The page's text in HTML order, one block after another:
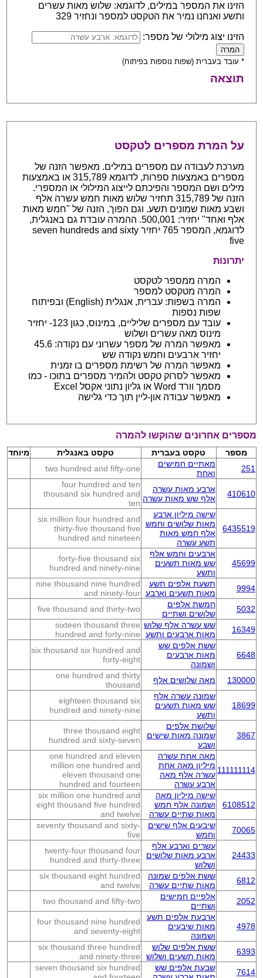
הזינו את המספר במילים, לדוגמא: שלוש מאות עשרים
ותשע ואנחנו נמיר את הטקסט למספר ונחזיר 329
הזינו יצוג מילולי של מספר:
* עובד בעברית (שפות נוספות בפיתוח)
תוצאה
על המרת מספרים לטקסט
מערכת לעבודה עם מספרים במילים. מאפשר הזנה של
מספרים באמצעות ספרות, לדוגמא 315,789 או באמצעות
מילים ושם המספר והפיכתם לייצוג המילולי או המספרי.
הזנה של 315,789 תחזיר שלוש מאות חמש עשרה אלף
ושבע מאות שמונים תשע. וגם הפוך, הזנה של "חמש מאות
אלף ואחד" יחזיר: 500,001. ההמרה עובדת גם באנגלית,
לדוגמא, המספר 765 יחזיר seven hundreds and sixty
five
יתרונות
המרה ממספר לטקסט
המרה מטקסט למספר
המרה בשפות: עברית, אנגלית (English) ובפיתוח
שפות נספות
עובד עם מספרים שליליים, במינוס, כגון 123- יחזיר
מינוס מאה עשרים ושלוש
מאפשר המרה של מספר עשרוני עם נקודה: 45.6
יחזיר ארבעים וחמש נקודה שש
מאפשר המרה של רשימת מספרים בו זמנית
מאפשר לסרוק טקסט ולהמיר מספרים בתוכו - כמו
מסמך וורד Word או גליון נתוני אקסל Excel
מאפשר עבודה און-ליין תוך כדי גלישה
מספרים אחרונים שהוקשו להמרה
מספר טקסט בעברית טקסט באנגלית
מיוחד
251
מאתיים חמישים
ואחת
two hundred and fifty-one
410610
ארבע מאות עשרה
אלף שש מאות עשרה
four hundred and ten
thousand six hundred and
ten
6435519
שישה מיליון ארבע
מאות שלושים וחמש
אלף חמש מאות
תשע עשרה
six million four hundred and
thirty-five thousand five
hundred and nineteen
45699
ארבעים וחמש אלף
שש מאות תשעים
ותשע
forty-five thousand six
hundred and ninety-nine
9994
תשעת אלפים תשע
מאות תשעים וארבע
nine thousand nine hundred
and ninety-four
5032
חמשת אלפים
שלושים ושתיים
five thousand and thirty-two
16349
שש עשרה אלף שלוש
מאות ארבעים ותשע
sixteen thousand three
hundred and forty-nine
6648
ששת אלפים שש
מאות ארבעים
ושמונה
six thousand six hundred and
forty-eight
130000 מאה שלושים אלף
one hundred and thirty
thousand
18699
שמונה עשרה אלף
שש מאות תשעים
ותשע
eighteen thousand six
hundred and ninety-nine
3867
שלושת אלפים
שמונה מאות שישים
ושבע
three thousand eight
hundred and sixty-seven
111111114
מאה אחת עשרה
מיליון מאה אחת
עשרה אלף מאה
ארבע עשרה
one hundred and eleven
million one hundred and
eleven thousand one
hundred and fourteen
6108512
שישה מיליון מאה
ושמונה אלף חמש
מאות שתיים עשרה
six million one hundred and
eight thousand five hundred
and twelve
70065
שיבעים אלף שישים
וחמש
seventy thousand and sixty-
five
24433
עשרים וארבע אלף
ארבע מאות שלושים
ושלוש
twenty-four thousand four
hundred and thirty-three
6812
ששת אלפים שמונה
מאות שתיים עשרה
six thousand eight hundred
and twelve
2052
אלפיים חמישים
ושתיים
two thousand and fifty-two
4978
ארבעת אלפים תשע
מאות שיבעים
ושמונה
four thousand nine hundred
and seventy-eight
6393
ששת אלפים שלוש
מאות תשעים ושלוש
six thousand three hundred
and ninety-three
7614
שבעת אלפים שש
seven thousand six hundred